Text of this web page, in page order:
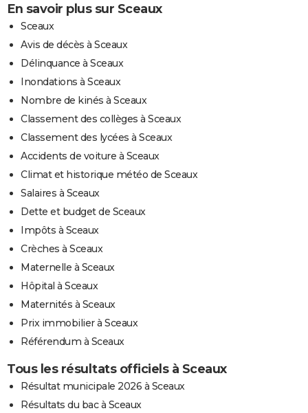
En savoir plus sur Sceaux
Sceaux
Avis de décès à Sceaux
Délinquance à Sceaux
Inondations à Sceaux
Nombre de kinés à Sceaux
Classement des collèges à Sceaux
Classement des lycées à Sceaux
Accidents de voiture à Sceaux
Climat et historique météo de Sceaux
Salaires à Sceaux
Dette et budget de Sceaux
Impôts à Sceaux
Crèches à Sceaux
Maternelle à Sceaux
Hôpital à Sceaux
Maternités à Sceaux
Prix immobilier à Sceaux
Référendum à Sceaux
Tous les résultats officiels à Sceaux
Résultat municipale 2026 à Sceaux
Résultats du bac à Sceaux